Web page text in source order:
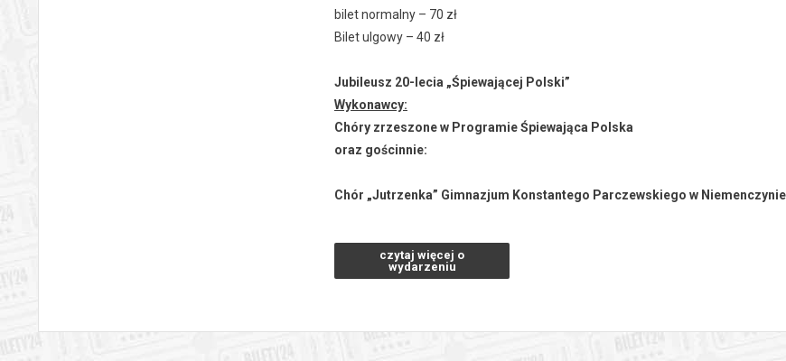
bilet normalny – 70 zł
Bilet ulgowy – 40 zł
Jubileusz 20-lecia „Śpiewającej Polski”
Wykonawcy:
Chóry zrzeszone w Programie Śpiewająca Polska
oraz gościnnie:
Chór „Jutrzenka” Gimnazjum Konstantego Parczewskiego w
Dawid Malec – reżyser, animator publiczności
Kamila Łapińska – sopran
Zespół instrumentalny:
czytaj więcej o
wydarzeniu